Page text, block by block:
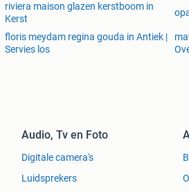
riviera maison glazen kerstboom in
Kerst
floris meydam regina gouda in Antiek |
Servies los
Audio, Tv en Foto
Digitale camera's
Luidsprekers